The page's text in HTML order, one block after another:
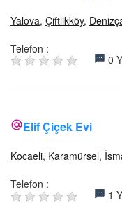
Yalova, Çiftlikköy,
Telefon :
0
Elif Çiçek Evi
Kocaeli, Karamürsel,
Telefon :
1